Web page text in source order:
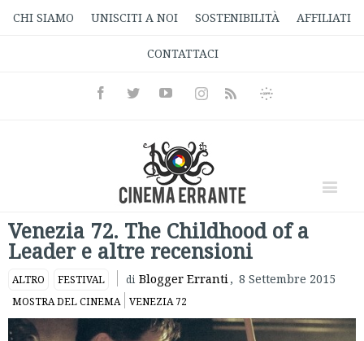
CHI SIAMO UNISCITI A NOI SOSTENIBILITÀ AFFILIATI
CONTATTACI
FacebookTwitterYoutubeInstagramRss
Informativa
Venezia 72. The Childhood of a
Leader e altre recensioni
ALTRO FESTIVAL di Blogger Erranti, 8 Settembre 2015
MOSTRA DEL CINEMA VENEZIA 72